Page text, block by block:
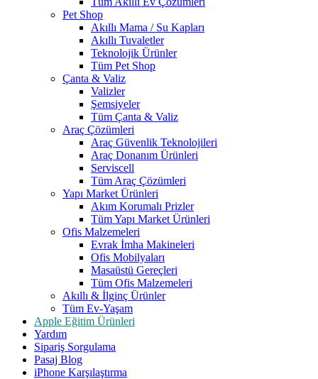
Pet Shop
Akıllı Mama / Su Kapları
Akıllı Tuvaletler
Teknolojik Ürünler
Tüm Pet Shop
Çanta & Valiz
Valizler
Şemsiyeler
Tüm Çanta & Valiz
Araç Çözümleri
Araç Güvenlik Teknolojileri
Araç Donanım Ürünleri
Serviscell
Tüm Araç Çözümleri
Yapı Market Ürünleri
Akım Korumalı Prizler
Tüm Yapı Market Ürünleri
Ofis Malzemeleri
Evrak İmha Makineleri
Ofis Mobilyaları
Masaüstü Gereçleri
Tüm Ofis Malzemeleri
Akıllı & İlginç Ürünler
Tüm Ev-Yaşam
Apple Eğitim Ürünleri
Yardım
Sipariş Sorgulama
Pasaj Blog
iPhone Karşılaştırma